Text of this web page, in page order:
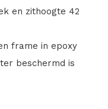
en zithoogte 42
frame in epoxy
beschermd is